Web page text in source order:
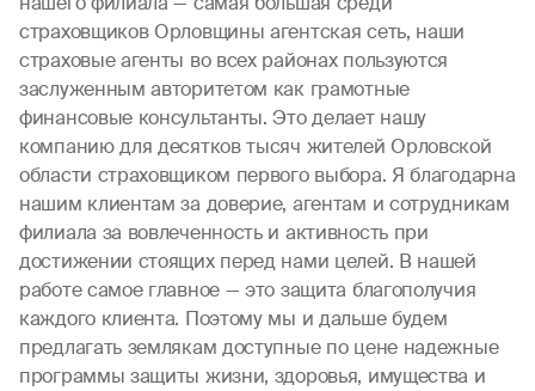
страховщиков Орловщины агентская сеть, наши
страховые агенты во всех районах пользуются
заслуженным авторитетом как грамотные
финансовые консультанты. Это делает нашу
компанию для десятков тысяч жителей Орловской
области страховщиком первого выбора. Я благодарна
нашим клиентам за доверие, агентам и сотрудникам
филиала за вовлеченность и активность при
достижении стоящих перед нами целей. В нашей
работе самое главное — это защита благополучия
каждого клиента. Поэтому мы и дальше будем
предлагать землякам доступные по цене надежные
программы защиты жизни, здоровья, имущества и